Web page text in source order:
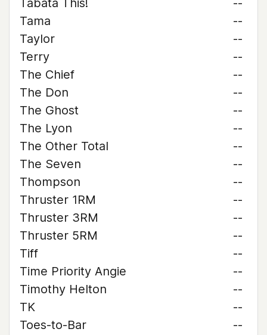
Tabata This!
--
Tama
--
Taylor
--
Terry
--
The Chief
--
The Don
--
The Ghost
--
The Lyon
--
The Other Total
--
The Seven
--
Thompson
--
Thruster 1RM
--
Thruster 3RM
--
Thruster 5RM
--
Tiff
--
Time Priority Angie
--
Timothy Helton
--
TK
--
Toes-to-Bar
--